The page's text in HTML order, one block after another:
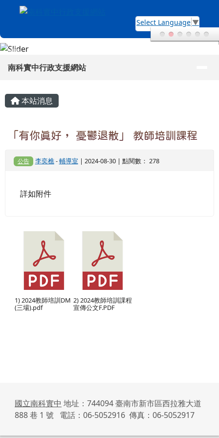
跳至主內容區
南科實中行政支援網站
Select Language ▼
導覽列
南科實中行政支援網站
主內容區域
本站消息
「有你真好， 憂鬱退散」 教師培訓課程
公告 李奕樵-輔導室 | 2024-08-30 | 點閱數： 278
詳如附件
1) 2024教師培訓DM
(三場).pdf
2) 2024教師培訓課程
宣傳公文F.PDF
國立南科實中 地址：744094 臺南市新市區西拉雅大道
888 巷 1 號 電話：06-5052916 傳真：06-5052917